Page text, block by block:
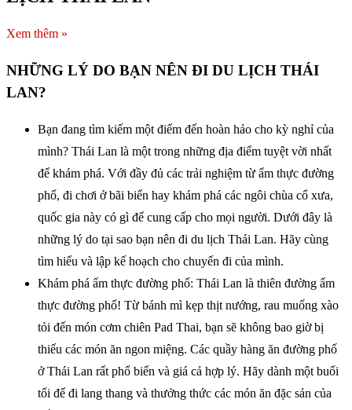
Xem thêm »
NHỮNG LÝ DO BẠN NÊN ĐI DU LỊCH THÁI
LAN?
Bạn đang tìm kiếm một điểm đến hoàn hảo cho kỳ nghỉ của
mình? Thái Lan là một trong những địa điểm tuyệt vời nhất
để khám phá. Với đầy đủ các trải nghiệm từ ẩm thực đường
phố, đi chơi ở bãi biển hay khám phá các ngôi chùa cổ xưa,
quốc gia này có gì để cung cấp cho mọi người. Dưới đây là
những lý do tại sao bạn nên đi du lịch Thái Lan. Hãy cùng
tìm hiểu và lập kế hoạch cho chuyến đi của mình.
Khám phá ẩm thực đường phố: Thái Lan là thiên đường ẩm
thực đường phố! Từ bánh mì kẹp thịt nướng, rau muống xào
tỏi đến món cơm chiên Pad Thai, bạn sẽ không bao giờ bị
thiếu các món ăn ngon miệng. Các quầy hàng ăn đường phố
ở Thái Lan rất phổ biến và giá cả hợp lý. Hãy dành một buổi
tối để đi lang thang và thưởng thức các món ăn đặc sản của